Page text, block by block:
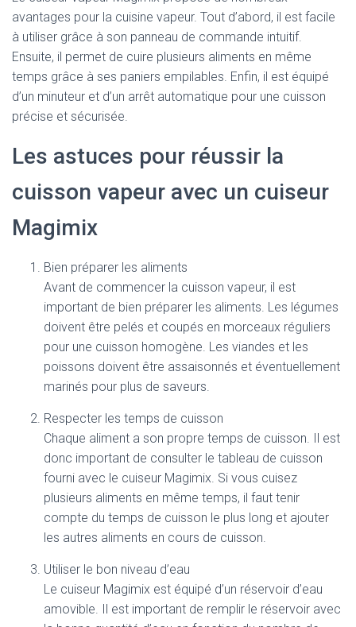
avantages pour la cuisine vapeur. Tout d’abord, il est facile
à utiliser grâce à son panneau de commande intuitif.
Ensuite, il permet de cuire plusieurs aliments en même
temps grâce à ses paniers empilables. Enfin, il est équipé
d’un minuteur et d’un arrêt automatique pour une cuisson
précise et sécurisée.
Les astuces pour réussir la
cuisson vapeur avec un cuiseur
Magimix
Bien préparer les aliments
Avant de commencer la cuisson vapeur, il est
important de bien préparer les aliments. Les légumes
doivent être pelés et coupés en morceaux réguliers
pour une cuisson homogène. Les viandes et les
poissons doivent être assaisonnés et éventuellement
marinés pour plus de saveurs.
Respecter les temps de cuisson
Chaque aliment a son propre temps de cuisson. Il est
donc important de consulter le tableau de cuisson
fourni avec le cuiseur Magimix. Si vous cuisez
plusieurs aliments en même temps, il faut tenir
compte du temps de cuisson le plus long et ajouter
les autres aliments en cours de cuisson.
Utiliser le bon niveau d’eau
Le cuiseur Magimix est équipé d’un réservoir d’eau
amovible. Il est important de remplir le réservoir avec